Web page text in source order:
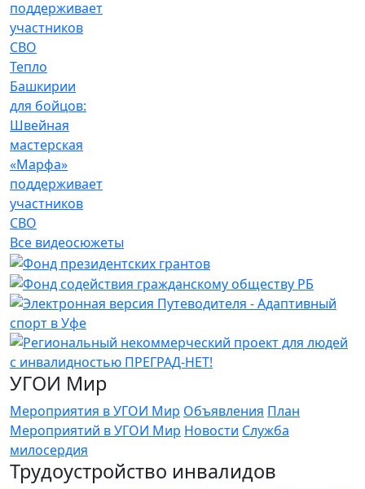
Тепло
Башкирии
для бойцов:
Швейная
мастерская
«Марфа»
поддерживает
участников
СВО
Все видеосюжеты
УГОИ Мир
Мероприятия в УГОИ Мир Объявления План
Мероприятий в УГОИ Мир Новости Служба
милосердия
Трудоустройство инвалидов